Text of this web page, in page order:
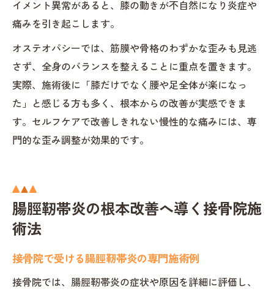
イメント異常があると、膝の動きが不自然になり炎症や
痛みを引き起こします。
オステオパシーでは、筋膜や骨格のわずかな歪みも見逃
さず、全身のバランスを整えることに重点を置きます。
実際、施術後に「膝だけでなく腰や足全体が楽になっ
た」と感じる方も多く、根本からの改善が実感できま
す。セルフケアで改善しきれない慢性的な痛みには、専
門的な歪み調整が効果的です。
腸脛靭帯炎の根本改善へ導く接骨院施
術法
接骨院で受ける腸脛靭帯炎の専門施術例
接骨院では、腸脛靭帯炎の症状や原因を詳細に評価し、